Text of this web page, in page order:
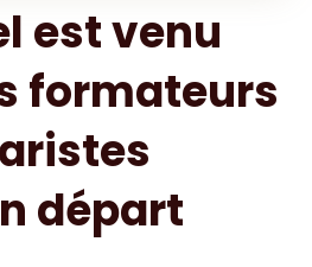
est venu
formateurs
départ